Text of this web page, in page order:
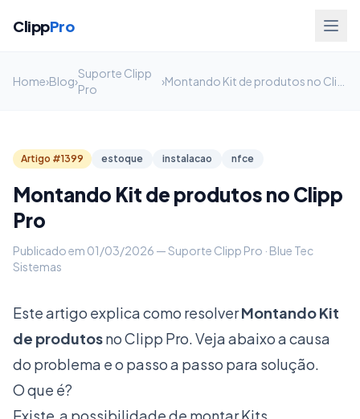
ClippPro
Home›Blog›
Suporte Clipp
Pro
›
Artigo #1399 estoque instalacao nfce
Montando Kit de produtos no Clipp
Pro
Publicado em 01/03/2026 — Suporte Clipp Pro · Blue Tec
Sistemas
Este artigo explica como resolverMontando Kit
de produtosno Clipp Pro. Veja abaixo a causa
do problema e o passo a passo para solução.
O que é?